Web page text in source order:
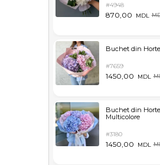
#4948
870,00 MDL
Buchet din
#7659
1450,00 MDL
Buchet din
Multicolore
#3180
1450,00 MDL